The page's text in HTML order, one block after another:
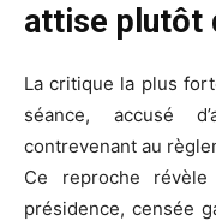
attise plutôt
La critique la plus
séance, accusé
contrevenant au
Ce reproche
présidence, censée